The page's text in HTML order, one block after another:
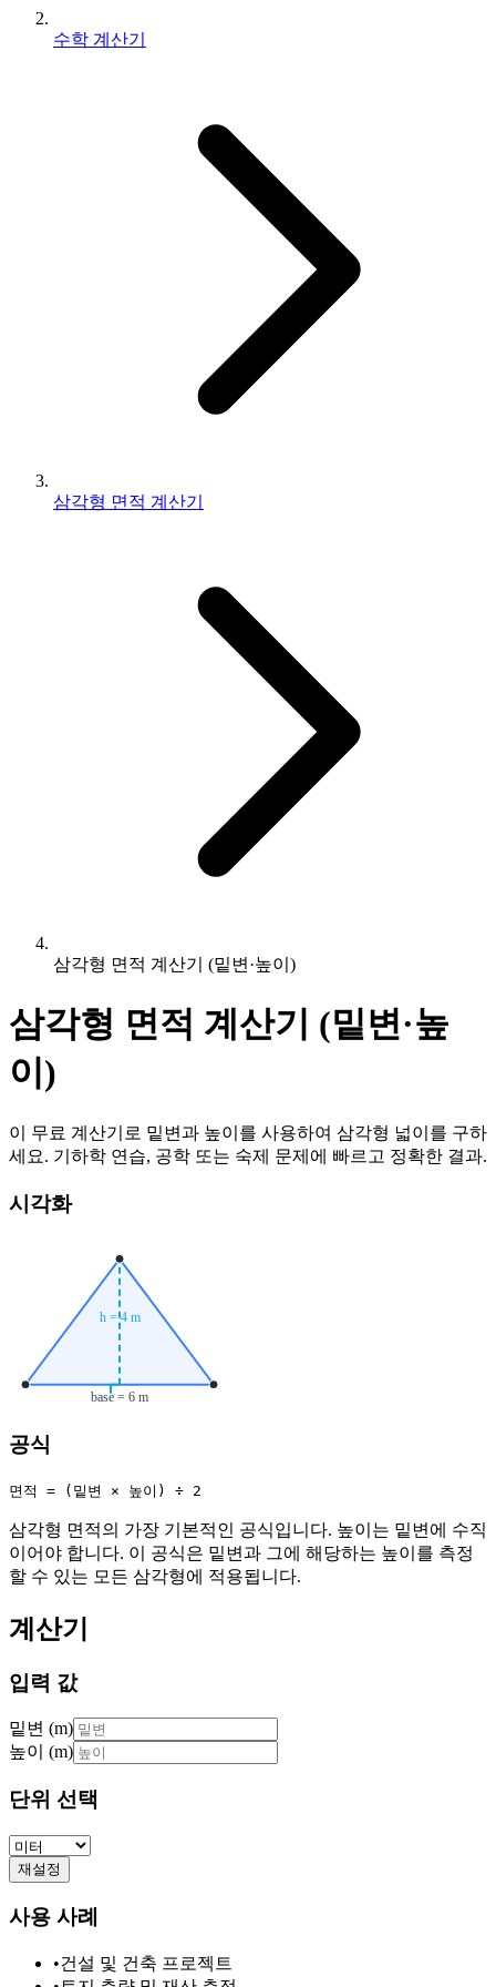
수학 계산기
삼각형 면적 계산기
삼각형 면적 계산기 (밑변·높이)
삼각형 면적 계산기 (밑변·높
이)
이 무료 계산기로 밑변과 높이를 사용하여 삼각형 넓이를 구하
세요. 기하학 연습, 공학 또는 숙제 문제에 빠르고 정확한 결과.
시각화
base = 6 m
h =4 m
공식
면적 = (밑변 × 높이) ÷ 2
삼각형 면적의 가장 기본적인 공식입니다. 높이는 밑변에 수직
이어야 합니다. 이 공식은 밑변과 그에 해당하는 높이를 측정
할 수 있는 모든 삼각형에 적용됩니다.
계산기
입력 값
밑변 (m)
높이
(m)
단위 선택
재설정
사용 사례
•건설 및 건축 프로젝트